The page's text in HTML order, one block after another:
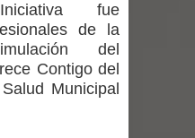
2026
Los Remembers
tras impulsar un
Iniciativa fue
de la
del
Contigo del
Municipal